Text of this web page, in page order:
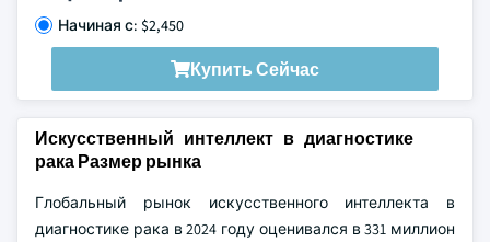
Начиная с: $2,450
Купить Сейчас
Искусственный интеллект в диагностике
рака Размер рынка
Глобальный рынок искусственного интеллекта в
диагностике рака в 2024 году оценивался в 331 миллион